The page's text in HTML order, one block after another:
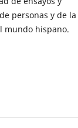
personas y de la
mundo hispano.